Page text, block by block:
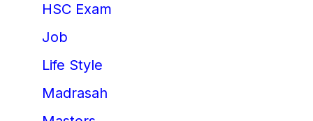
HSC Exam
Job
Life Style
Madrasah